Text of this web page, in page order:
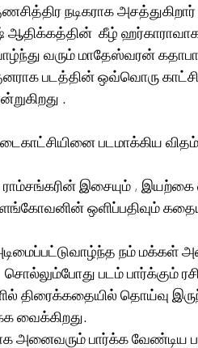
நடிகராக அசத்துகிறார்
ஆதிக்கத்தின்  கீழ்
வரும் மாதேஸ்வரன்
படத்தின் ஒவ்வொரு
.
படமாக்கிய விதம்
இசையும் , இயற்கை
ஒளிப்பதிவும்
நம்
படம் பார்க்கும்
திரைக்கதையில் தொய்வு
வைக்கிறது.
அனைவரும் பார்க்க வேண்டிய